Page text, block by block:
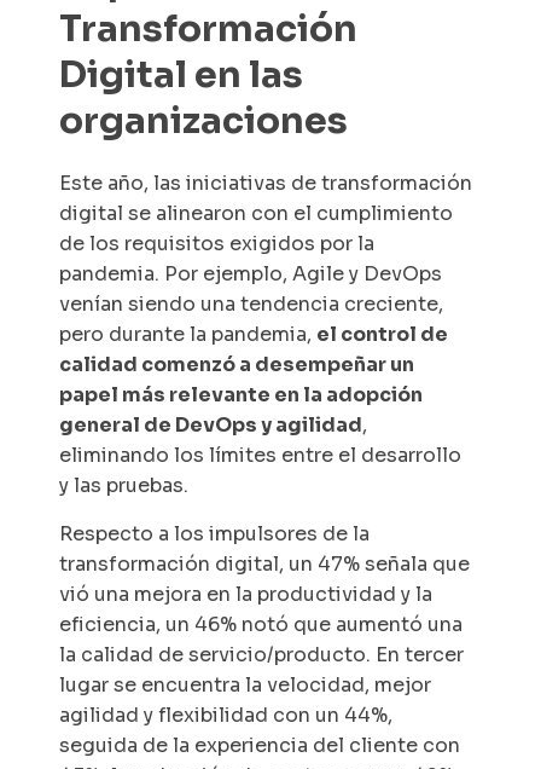
Transformación
Digital en las
organizaciones
Este año, las iniciativas de transformación
digital se alinearon con el cumplimiento
de los requisitos exigidos por la
pandemia. Por ejemplo, Agile y DevOps
venían siendo una tendencia creciente,
pero durante la pandemia, el control de
calidad comenzó a desempeñar un
papel más relevante en la adopción
general de DevOps y agilidad,
eliminando los límites entre el desarrollo
y las pruebas.
Respecto a los impulsores de la
transformación digital, un 47% señala que
vió una mejora en la productividad y la
eficiencia, un 46% notó que aumentó una
la calidad de servicio/producto. En tercer
lugar se encuentra la velocidad, mejor
agilidad y flexibilidad con un 44%,
seguida de la experiencia del cliente con